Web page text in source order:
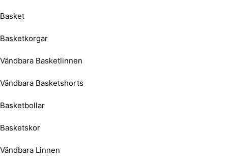
Basket
Basketkorgar
Vändbara Basketlinnen
Vändbara Basketshorts
Basketbollar
Basketskor
Vändbara Linnen